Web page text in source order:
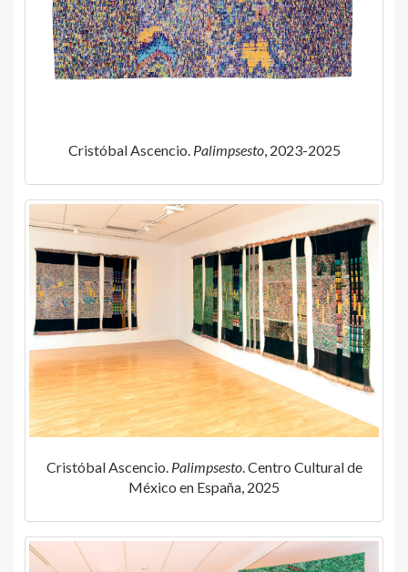
Cristóbal Ascencio. Palimpsesto, 2023-2025
Cristóbal Ascencio.Palimpsesto. Centro Cultural de
México en España, 2025